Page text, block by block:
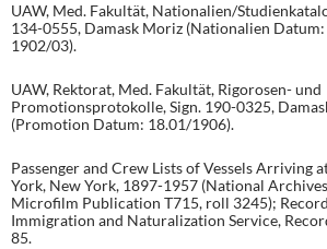
UAW, Med. Fakultät, Nationalien/
134-0555, Damask Moriz (Nationalien Datum:
1902/03).
UAW, Rektorat, Med. Fakultät, Rigorosen- und
Promotionsprotokolle, Sign. 190-0325,
(Promotion Datum: 18.01/1906).
Passenger and Crew Lists of Vessels Arriving
York, New York, 1897-1957 (National Archives
Microfilm Publication T715, roll 3245);
Immigration and Naturalization Service,
85.